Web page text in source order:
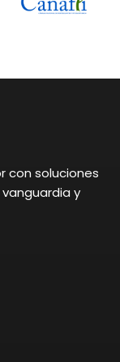
con soluciones
y